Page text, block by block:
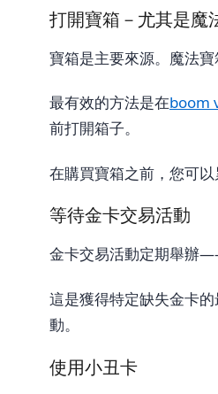
打開寶箱－尤其是魔
寶箱是主要來源。魔法
最有效的方法是在boom
前打開箱子。
在購買寶箱之前，您可
等待金卡交易活動
金卡交易活動定期舉辦
這是獲得特定缺失金卡
動。
使用小丑卡